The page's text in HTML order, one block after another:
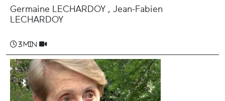
Germaine LECHARDOY , Jean-Fabien
LECHARDOY
3 min